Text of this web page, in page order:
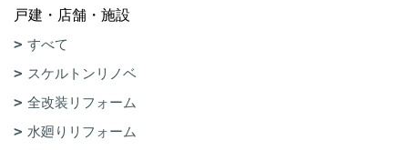
戸建・店舗・施設
すべて
スケルトンリノベ
全改装リフォーム
水廻りリフォーム